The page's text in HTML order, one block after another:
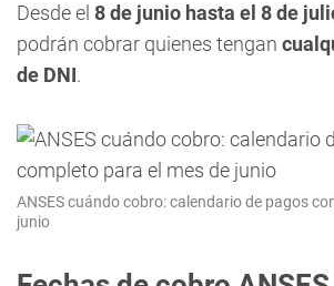
Desde el 8 de junio hasta el 8 de
podrán cobrar quienes tengan
de DNI.
ANSES cuándo cobro: calendario de pagos
junio